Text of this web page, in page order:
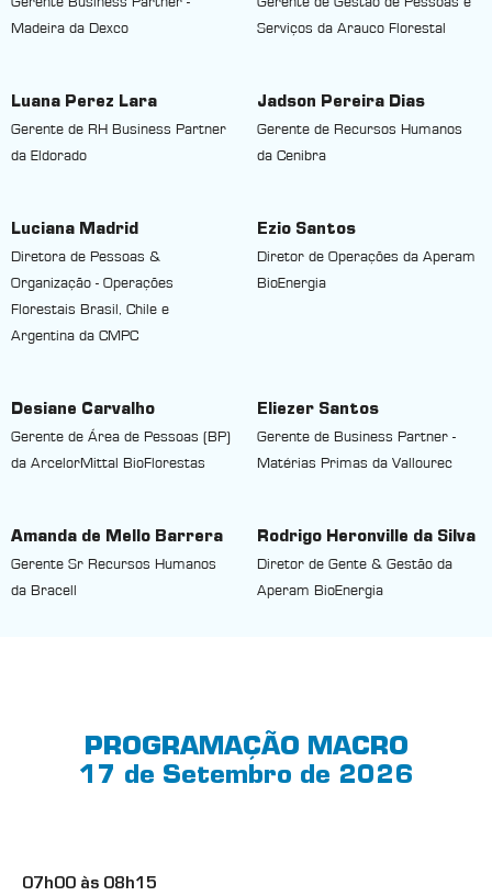
Madeira da Dexco
Serviços da Arauco Florestal
Luana Perez Lara
Gerente de RH Business Partner
da Eldorado
Jadson Pereira Dias
Gerente de Recursos Humanos
da Cenibra
Luciana Madrid
Diretora de Pessoas &
Organização - Operações
Florestais Brasil, Chile e
Argentina da CMPC
Ezio Santos
Diretor de Operações da Aperam
BioEnergia
Desiane Carvalho
Gerente de Área de Pessoas (BP)
da ArcelorMittal BioFlorestas
Eliezer Santos
Gerente de Business Partner -
Matérias Primas da Vallourec
Amanda de Mello Barrera
Gerente Sr Recursos Humanos
da Bracell
Rodrigo Heronville da Silva
Diretor de Gente & Gestão da
Aperam BioEnergia
PROGRAMAÇÃO MACRO
17 de Setembro de 2026
07h00 às 08h15